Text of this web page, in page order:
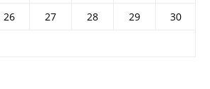
26 27 28 29
30